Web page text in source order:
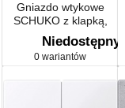
Gniazdo wtykowe
SCHUKO z klapką,
polem opisowym i
przesłoną
Niedostępny
0 wariantów